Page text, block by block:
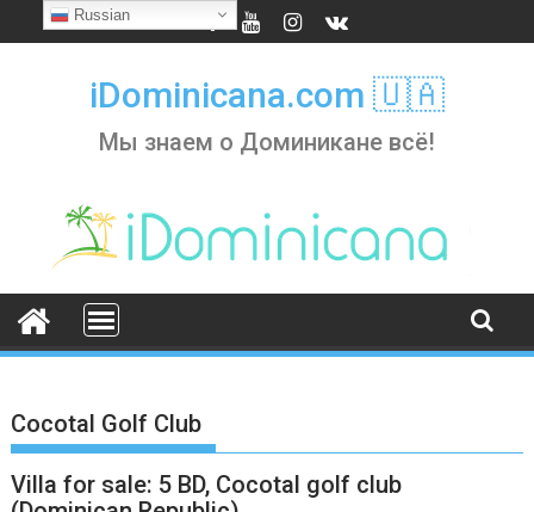
to
iDominicana.com 🇺🇦
Мы знаем о Доминикане всё!
Cocotal Golf Club
Villa for sale: 5 BD, Cocotal golf club
Russian